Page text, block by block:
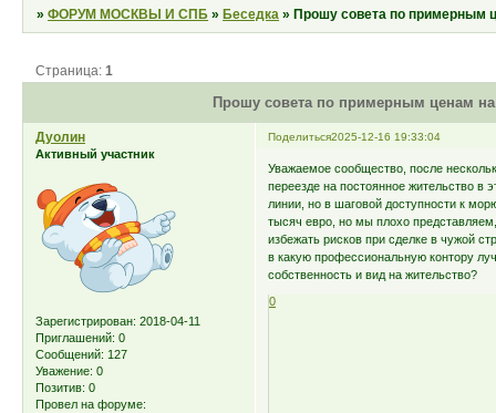
»ФОРУМ МОСКВЫ И СПБ »Беседка »Прошу совета по примерным
Прошу совета по примерным ценам
Страница:1
Поделиться2025-12-16 19:33:04
Дуолин
Активный участник
Зарегистрирован: 2018-04-11
Приглашений: 0
Сообщений: 127
Уважение: 0
Позитив: 0
Провел на форуме:
Уважаемое сообщество, после
переезде на постоянное жительство
линии, но в шаговой доступности к
тысяч евро, но мы плохо
избежать рисков при сделке в чужой
в какую профессиональную контору
собственность и вид на жительство?
0